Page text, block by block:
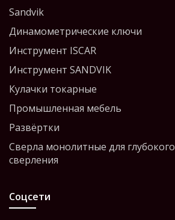
Sandvik
Динамометрические ключи
Инструмент ISCAR
Инструмент SANDVIK
Кулачки токарные
Промышленная мебель
Развёртки
Сверла монолитные для глубокого
сверления
Соцсети